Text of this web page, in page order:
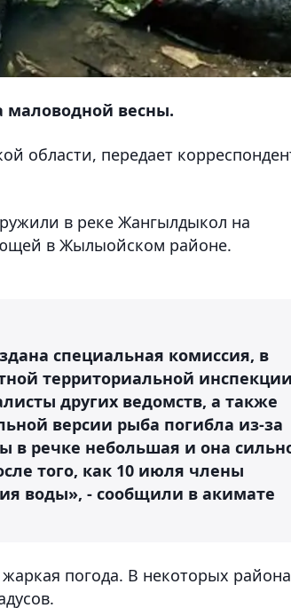
маловодной весны.
области, передает
в реке Жангылдыкол на
в Жылыойском районе.
специальная комиссия, в
территориальной
других ведомств, а также
версии рыба погибла из-за
в речке небольшая и она
того, как 10 июля члены
воды», - сообщили в акимате
погода. В некоторых